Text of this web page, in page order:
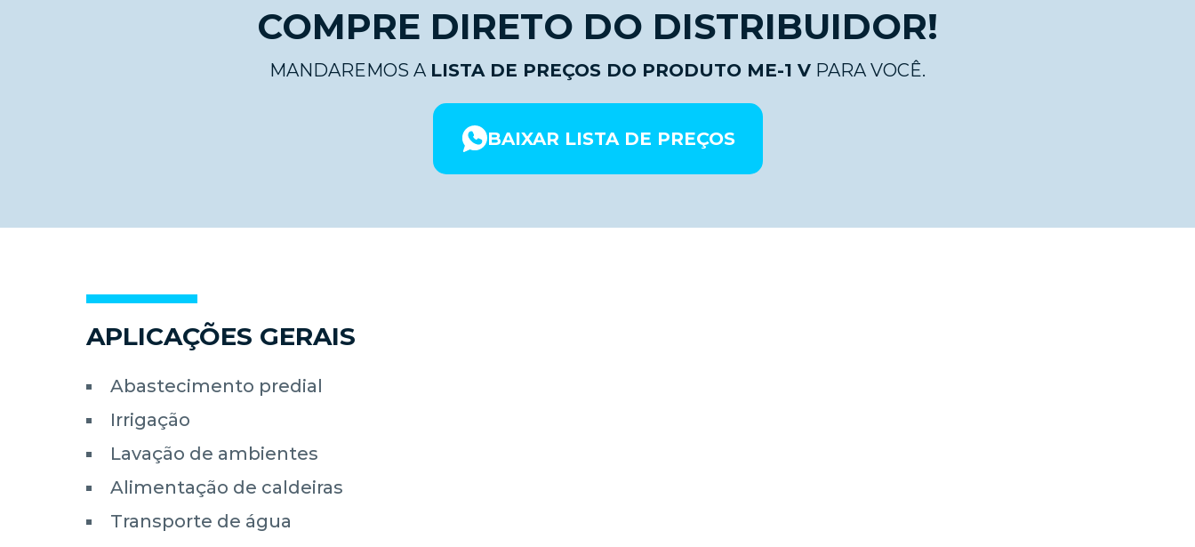
COMPRE DIRETO DO DISTRIBUIDOR!
MANDAREMOS A LISTA DE PREÇOS DO PRODUTO ME-1 V PARA VOCÊ.
BAIXAR LISTA DE PREÇOS
APLICAÇÕES GERAIS
Abastecimento predial
Irrigação
Lavação de ambientes
Alimentação de caldeiras
Transporte de água